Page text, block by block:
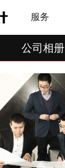
服务
公司相册